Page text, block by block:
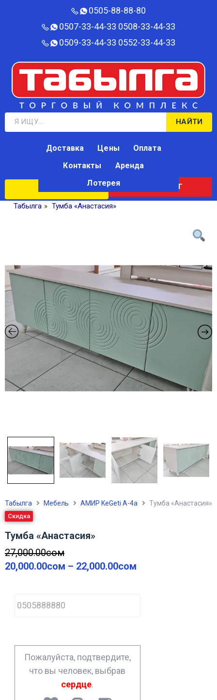
0505-88-88-80‬
0507-33-44-33 0508-33-44-33
0509-33-44-33 0552-33-44-33
НАЙТИ
КАТАЛОГ
Доставка Цены
Оплата
Контакты
Аренда
Лотерея
Табылга » Тумба «Анастасия»
Табылга Мебель АМИР KeGeti А-4а Тумба «Анастасия»
Скидка
Тумба «Анастасия»
27,000.00сом
20,000.00сом – 22,000.00сом
h
o
*
Пожалуйста, подтвердите,
что вы человек, выбрав
сердце.